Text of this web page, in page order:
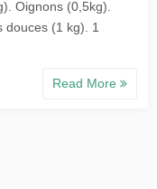
Oignons (0,5kg).
douces (1 kg). 1
Read More